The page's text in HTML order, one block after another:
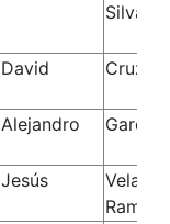
Silva
David Cruz
Alejandro Garcia
Jesús
Velasco
Ramos